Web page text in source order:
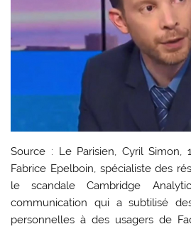
Source : Le Parisien, Cyril Simon,
Fabrice Epelboin, spécialiste des
le scandale Cambridge
communication qui a subtilisé
personnelles à des usagers de